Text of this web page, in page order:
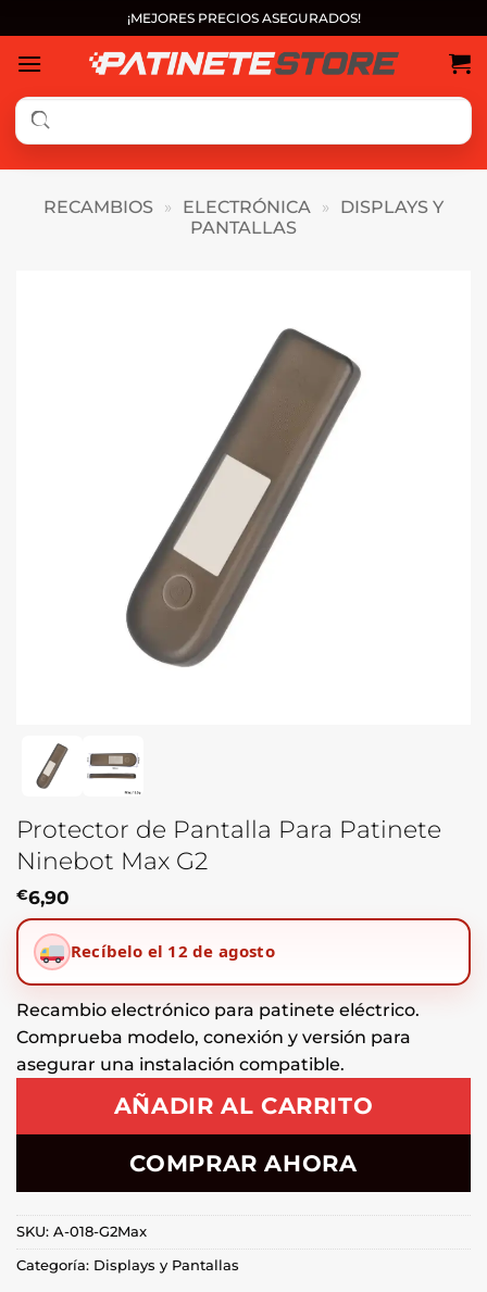
al
contenido
¡MEJORES PRECIOS ASEGURADOS!
RECAMBIOS » ELECTRÓNICA »
DISPLAYS Y
PANTALLAS
Protector de Pantalla Para Patinete
Ninebot Max G2
€6,90
Recíbelo el 12 de agosto
Recambio electrónico para patinete eléctrico.
Comprueba modelo, conexión y versión para
asegurar una instalación compatible.
AÑADIR AL CARRITO
COMPRAR AHORA
SKU: A-018-G2Max
Categoría: Displays y Pantallas